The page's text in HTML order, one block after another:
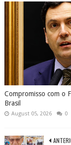
Compromisso com o
Brasil
August 05, 2026 0